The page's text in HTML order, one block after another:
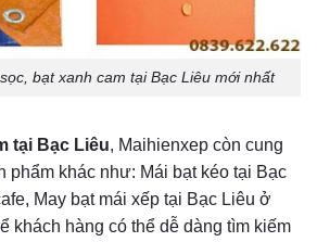
bạt xanh cam tại Bạc Liêu mới nhất
tại Bạc Liêu, Maihienxep còn cung
phẩm khác như: Mái bạt kéo tại Bạc
May bạt mái xếp tại Bạc Liêu ở
khách hàng có thể dễ dàng tìm kiếm